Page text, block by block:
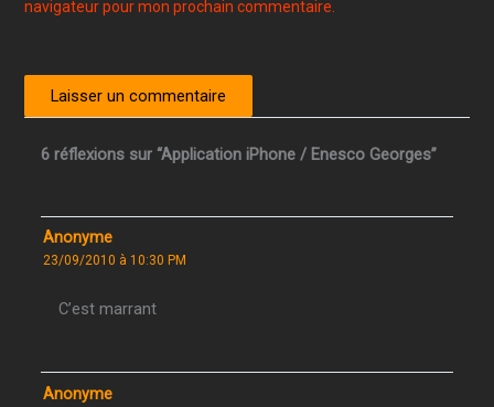
navigateur pour mon prochain commentaire.
6 réflexions sur “Application iPhone / Enesco Georges”
Anonyme
23/09/2010 à 10:30 PM
C’est marrant
Anonyme